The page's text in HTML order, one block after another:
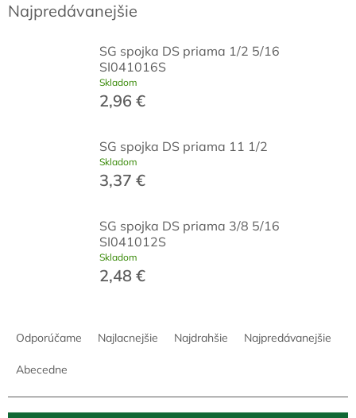
Najpredávanejšie
SG spojka DS priama 1/2 5/16
SI041016S
Skladom
2,96 €
SG spojka DS priama 11 1/2
Skladom
3,37 €
SG spojka DS priama 3/8 5/16
SI041012S
Skladom
2,48 €
Odporúčame Najlacnejšie Najdrahšie Najpredávanejšie
Abecedne